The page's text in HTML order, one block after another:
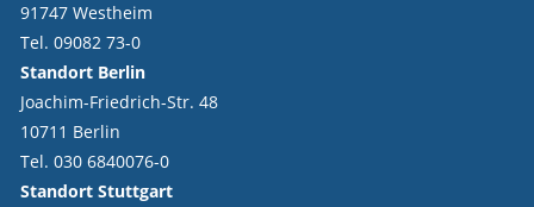
91747 Westheim
Tel. 09082 73-0
Standort Berlin
Joachim-Friedrich-Str. 48
10711 Berlin
Tel. 030 6840076-0
Standort Stuttgart